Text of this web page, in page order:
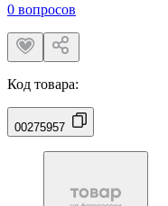
0 вопросов
Код товара:
00275957